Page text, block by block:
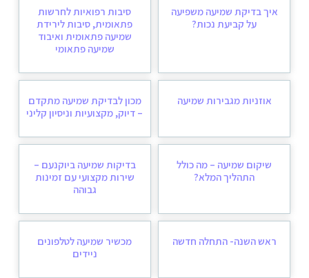
איך בדיקת שמיעה משפיעה
על קביעת נכות?
סיבות רפואיות לחרשות
פתאומית, סיבות לירידת
שמיעה פתאומית ואיבוד
שמיעה פתאומי
אוזניות מגבירות שמיעה
מכון לבדיקת שמיעה מתקדם
– דיוק, מקצועיות וניסיון קליני
שיקום שמיעה – מה כולל
התהליך המלא?
בדיקות שמיעה ביוקנעם –
שירות מקצועי עם זמינות
גבוהה
ראש השנה- התחלה חדשה
מכשיר שמיעה לטלפונים
ניידים